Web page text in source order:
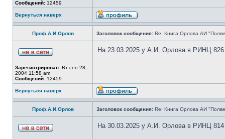
Сообщений: 12459
Вернуться наверх
Проф.А.И.Орлов Заголовок сообщения: Re: Книга Орлова АИ
Зарегистрирован: Вт сен 28,
2004 11:58 am
Сообщений: 12459
На 23.03.2025 у А.И. Орлова в РИНЦ 826
Вернуться наверх
Проф.А.И.Орлов Заголовок сообщения: Re: Книга Орлова АИ
На 30.03.2025 у А.И. Орлова в РИНЦ 814